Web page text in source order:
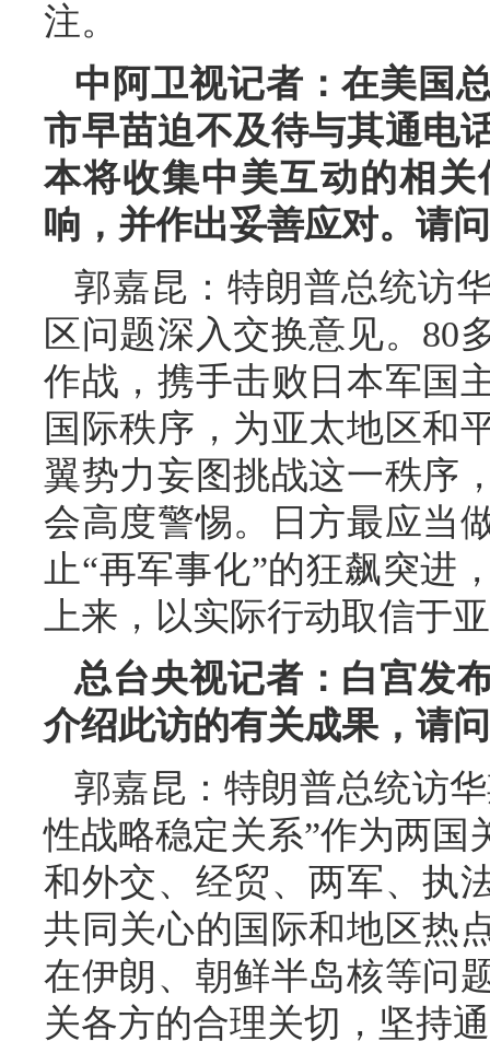
注。
中阿卫视记者：在美国
市早苗迫不及待与其通电
本将收集中美互动的相
响，并作出妥善应对。请
郭嘉昆：特朗普总统访
区问题深入交换意见。80
作战，携手击败日本军国
国际秩序，为亚太地区和
翼势力妄图挑战这一秩序
会高度警惕。日方最应当
止“再军事化”的狂飙突进
上来，以实际行动取信于
总台央视记者：白宫发
介绍此访的有关成果，请
郭嘉昆：特朗普总统访
性战略稳定关系”作为两国
和外交、经贸、两军、执
共同关心的国际和地区热
在伊朗、朝鲜半岛核等问
关各方的合理关切，坚持